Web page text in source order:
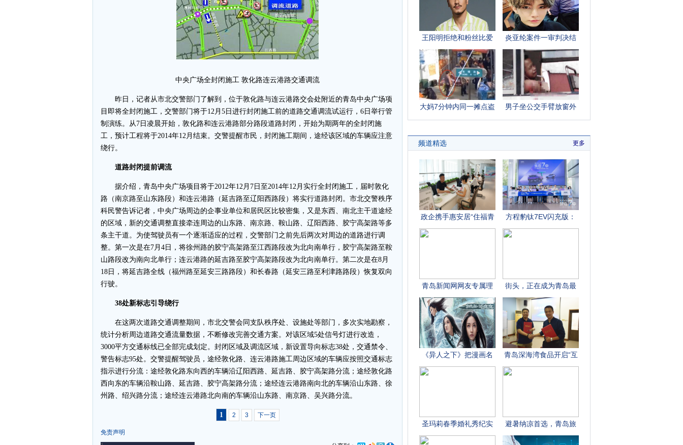
中央广场全封闭施工 敦化路连云港路交通调流
昨日，记者从市北交警部门了解到，位于敦化路与连云港路交会处附近的青岛中央广场项
目即将全封闭施工，交警部门将于12月5日进行封闭施工前的道路交通调流试运行，6日举行管
制演练。从7日凌晨开始，敦化路和连云港路部分路段道路封闭，开始为期两年的全封闭施
工，预计工程将于2014年12月结束。交警提醒市民，封闭施工期间，途经该区域的车辆应注意
绕行。
道路封闭提前调流
据介绍，青岛中央广场项目将于2012年12月7日至2014年12月实行全封闭施工，届时敦化
路（南京路至山东路段）和连云港路（延吉路至辽阳西路段）将实行道路封闭。市北交警秩序
科民警告诉记者，中央广场周边的企事业单位和居民区比较密集，又是东西、南北主干道途经
的区域，新的交通调整直接牵连周边的山东路、南京路、鞍山路、辽阳西路、胶宁高架路等多
条主干道。为使驾驶员有一个逐渐适应的过程，交警部门之前先后两次对周边的道路进行调
整。第一次是在7月4日，将徐州路的胶宁高架路至江西路段改为北向南单行，胶宁高架路至鞍
山路段改为南向北单行；连云港路的延吉路至胶宁高架路段改为北向南单行。第二次是在8月
18日，将延吉路全线（福州路至延安三路路段）和长春路（延安三路至利津路路段）恢复双向
行驶。
38处新标志引导绕行
在这两次道路交通调整期间，市北交警会同支队秩序处、设施处等部门，多次实地勘察，
统计分析周边道路交通流量数据，不断修改完善交通方案。对该区域5处信号灯进行改造，
3000平方交通标线已全部完成划定。封闭区域及调流区域，新设置导向标志38处，交通禁令、
警告标志95处。交警提醒驾驶员，途经敦化路、连云港路施工周边区域的车辆应按照交通标志
指示进行分流：途经敦化路东向西的车辆沿辽阳西路、延吉路、胶宁高架路分流；途经敦化路
西向东的车辆沿鞍山路、延吉路、胶宁高架路分流；途经连云港路南向北的车辆沿山东路、徐
州路、绍兴路分流；途经连云港路北向南的车辆沿山东路、南京路、吴兴路分流。
1 2 3 下一页
免责声明